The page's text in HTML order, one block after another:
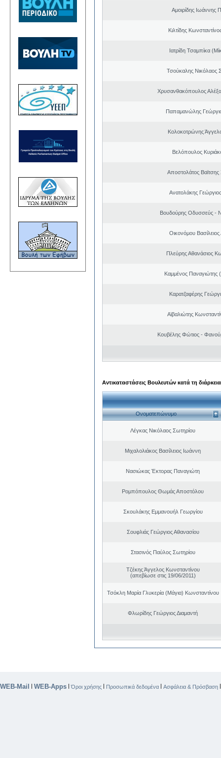
Αμοιρίδης Ιωάννης
Κιλτίδης
Ιατρίδη Τσαμπίκα
Τσούκαλης Νικόλαος
Χρυσανθακόπουλος
Παπαμανώλης
Κολοκοτρώνης
Βελόπουλος
Αποστολάτος
Ανατολάκης
Βουδούρης Οδυσσεύς -
Οικονόμου
Πλεύρης Αθανάσιος
Καμμένος Παναγιώτης
Καρατζαφέρης
Αϊβαλιώτης
Κουβέλης Φώτιος -
Αντικαταστάσεις Βουλευτών κατά τη
Ονοματεπώνυμο
Λέγκας Νικόλαος Σωτηρίου
Μιχαλολιάκος Βασίλειος Ιωάννη
Νασιώκας Έκτορας Παναγιώτη
Ρομπόπουλος Θωμάς Αποστόλου
Σκουλάκης Εμμανουήλ Γεωργίου
Σουφλιάς Γεώργιος Αθανασίου
Στασινός Παύλος Σωτηρίου
Τζέκης Άγγελος Κωνσταντίνου
(απεβίωσε στις 19/06/2011)
Τσόκλη Μαρία Γλυκερία (Μάγια) Κωνσταντίνου
Φλωρίδης Γεώργιος Διαμαντή
WEB-Mail | WEB-Apps |Όροι χρήσης | Προσωπικά δεδομένα | Ασφάλεια & Πρόσβαση